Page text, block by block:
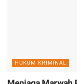
HUKUM KRIMINAL